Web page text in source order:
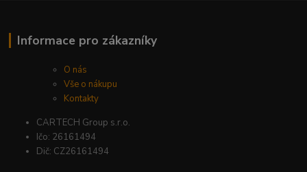
Informace pro zákazníky
O nás
Vše o nákupu
Kontakty
CARTECH Group s.r.o.
Ičo: 26161494
Dič: CZ26161494